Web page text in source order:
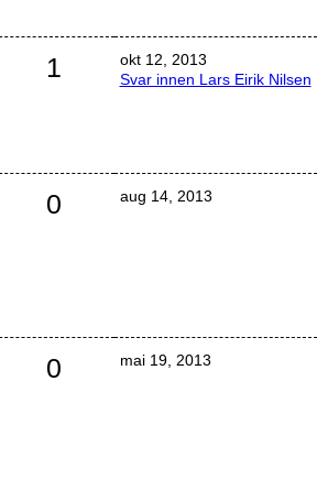
1
okt 12, 2013
Svar innen Lars Eirik Nilsen
0 aug 14, 2013
0 mai 19, 2013